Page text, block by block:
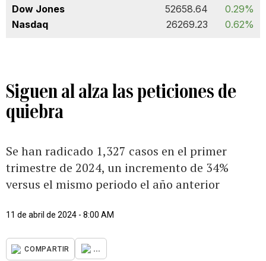
Dow Jones
52658.64
0.29%
Nasdaq
26269.23 0.62%
Siguen al alza las peticiones de
quiebra
Se han radicado 1,327 casos en el primer
trimestre de 2024, un incremento de 34%
versus el mismo periodo el año anterior
11 de abril de 2024 - 8:00 AM
COMPARTIR ...